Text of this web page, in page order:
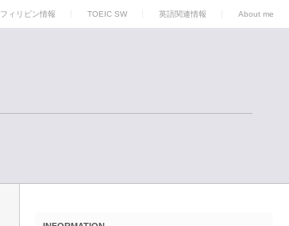
フィリピン情報 TOEIC SW 英語関連情報 About me